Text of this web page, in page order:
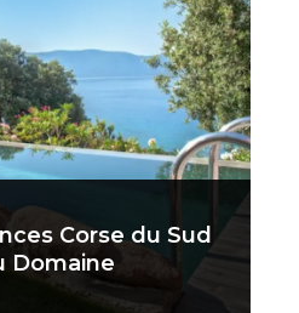
Corse du Sud
Domaine